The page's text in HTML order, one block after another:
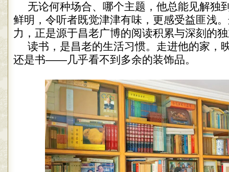
无论何种场合、哪个主题，他总能见解独
鲜明，令听者既觉津津有味，更感受益匪浅
力，正是源于昌老广博的阅读积累与深刻的
读书，是昌老的生活习惯。走进他的家，
还是书——几乎看不到多余的装饰品。